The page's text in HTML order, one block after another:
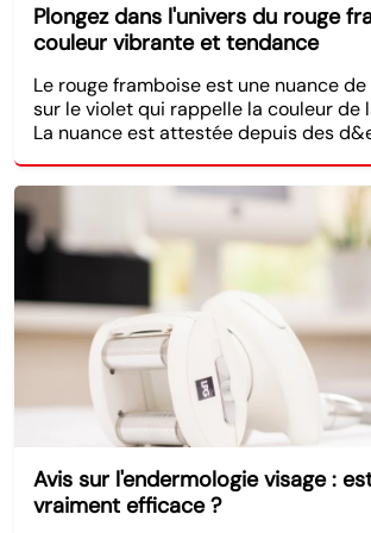
Plongez dans l'univers du rouge
couleur vibrante et tendance
Le rouge framboise est une nuance
sur le violet qui rappelle la couleur de
La nuance est attestée depuis des
Avis sur l'endermologie visage :
vraiment efficace ?